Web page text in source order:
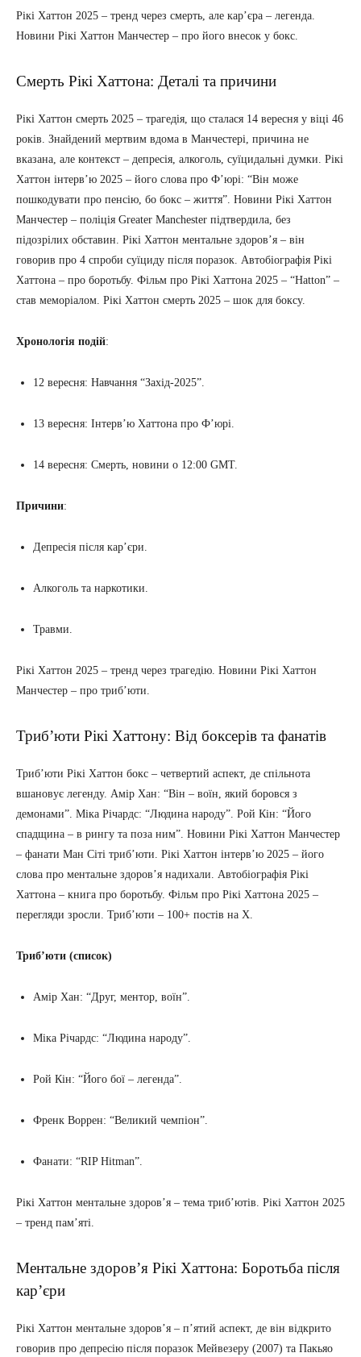
Рікі Хаттон 2025 – тренд через смерть, але кар’єра – легенда.
Новини Рікі Хаттон Манчестер – про його внесок у бокс.
Смерть Рікі Хаттона: Деталі та причини
Рікі Хаттон смерть 2025 – трагедія, що сталася 14 вересня у віці 46
років. Знайдений мертвим вдома в Манчестері, причина не
вказана, але контекст – депресія, алкоголь, суїцидальні думки. Рікі
Хаттон інтерв’ю 2025 – його слова про Ф’юрі: “Він може
пошкодувати про пенсію, бо бокс – життя”. Новини Рікі Хаттон
Манчестер – поліція Greater Manchester підтвердила, без
підозрілих обставин. Рікі Хаттон ментальне здоров’я – він
говорив про 4 спроби суїциду після поразок. Автобіографія Рікі
Хаттона – про боротьбу. Фільм про Рікі Хаттона 2025 – “Hatton” –
став меморіалом. Рікі Хаттон смерть 2025 – шок для боксу.
Хронологія подій:
12 вересня: Навчання “Захід-2025”.
13 вересня: Інтерв’ю Хаттона про Ф’юрі.
14 вересня: Смерть, новини о 12:00 GMT.
Причини:
Депресія після кар’єри.
Алкоголь та наркотики.
Травми.
Рікі Хаттон 2025 – тренд через трагедію. Новини Рікі Хаттон
Манчестер – про триб’юти.
Триб’юти Рікі Хаттону: Від боксерів та фанатів
Триб’юти Рікі Хаттон бокс – четвертий аспект, де спільнота
вшановує легенду. Амір Хан: “Він – воїн, який боровся з
демонами”. Міка Річардс: “Людина народу”. Рой Кін: “Його
спадщина – в рингу та поза ним”. Новини Рікі Хаттон Манчестер
– фанати Ман Сіті триб’юти. Рікі Хаттон інтерв’ю 2025 – його
слова про ментальне здоров’я надихали. Автобіографія Рікі
Хаттона – книга про боротьбу. Фільм про Рікі Хаттона 2025 –
перегляди зросли. Триб’юти – 100+ постів на X.
Триб’юти (список)
Амір Хан: “Друг, ментор, воїн”.
Міка Річардс: “Людина народу”.
Рой Кін: “Його бої – легенда”.
Френк Воррен: “Великий чемпіон”.
Фанати: “RIP Hitman”.
Рікі Хаттон ментальне здоров’я – тема триб’ютів. Рікі Хаттон 2025
– тренд пам’яті.
Ментальне здоров’я Рікі Хаттона: Боротьба після
кар’єри
Рікі Хаттон ментальне здоров’я – п’ятий аспект, де він відкрито
говорив про депресію після поразок Мейвезеру (2007) та Пакьяо